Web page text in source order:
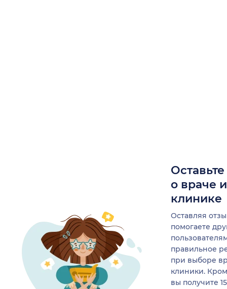
о враче
клинике
Оставляя
помогаете
правильное
при выборе
клиники.
вы получите